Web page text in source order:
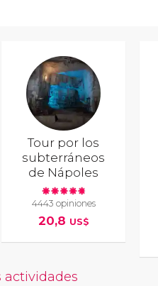
Tour por los
subterráneos
de Nápoles
4443 opiniones
20,8 US$
actividades